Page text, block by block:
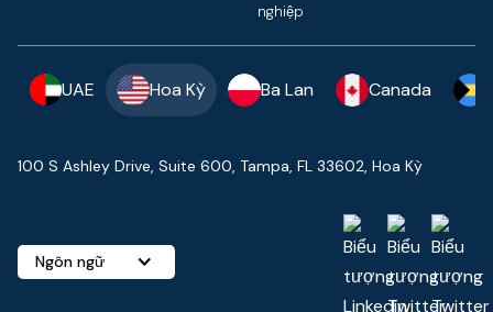
nghiệp
UAE Hoa Kỳ Ba Lan Canada
100 S Ashley Drive, Suite 600, Tampa, FL 33602, Hoa Kỳ
Ngôn ngữ